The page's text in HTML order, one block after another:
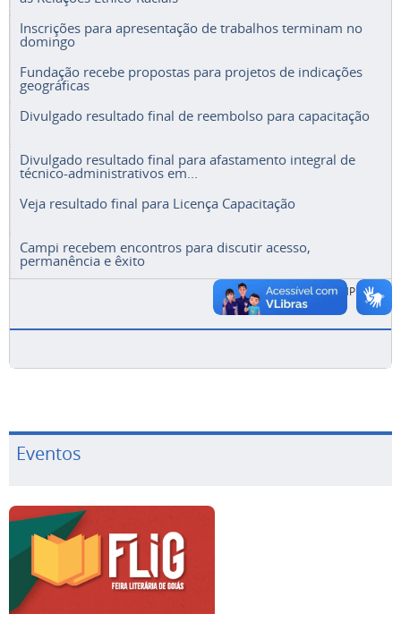
Inscrições para apresentação de trabalhos terminam no
domingo
Fundação recebe propostas para projetos de indicações
geográficas
Divulgado resultado final de reembolso para capacitação
Divulgado resultado final para afastamento integral de
técnico-administrativos em...
Veja resultado final para Licença Capacitação
Campi recebem encontros para discutir acesso,
permanência e êxito
ACESSE A LISTA COMPLETA
Eventos